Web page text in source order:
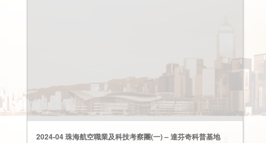
2024-04 珠海航空職業及科技考察團(一) – 達芬奇科普基地